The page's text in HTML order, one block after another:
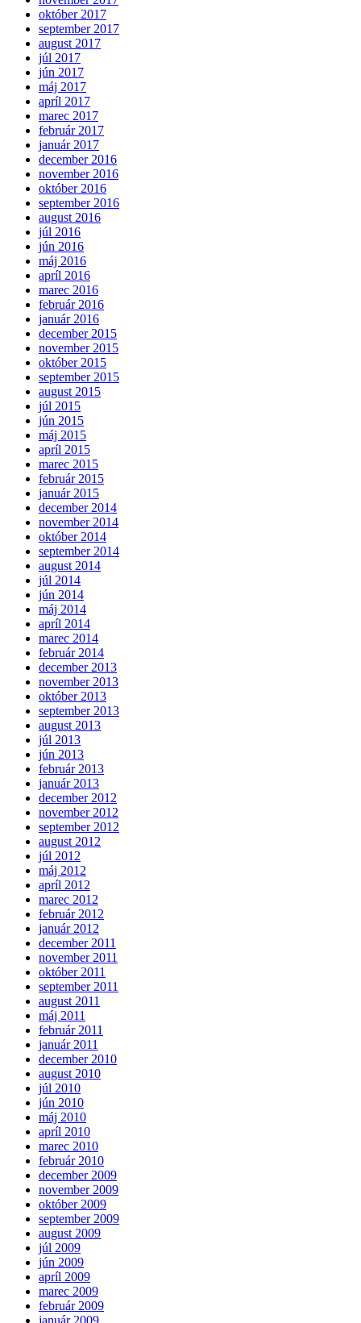
október 2017
september 2017
august 2017
júl 2017
jún 2017
máj 2017
apríl 2017
marec 2017
február 2017
január 2017
december 2016
november 2016
október 2016
september 2016
august 2016
júl 2016
jún 2016
máj 2016
apríl 2016
marec 2016
február 2016
január 2016
december 2015
november 2015
október 2015
september 2015
august 2015
júl 2015
jún 2015
máj 2015
apríl 2015
marec 2015
február 2015
január 2015
december 2014
november 2014
október 2014
september 2014
august 2014
júl 2014
jún 2014
máj 2014
apríl 2014
marec 2014
február 2014
december 2013
november 2013
október 2013
september 2013
august 2013
júl 2013
jún 2013
február 2013
január 2013
december 2012
november 2012
september 2012
august 2012
júl 2012
máj 2012
apríl 2012
marec 2012
február 2012
január 2012
december 2011
november 2011
október 2011
september 2011
august 2011
máj 2011
február 2011
január 2011
december 2010
august 2010
júl 2010
jún 2010
máj 2010
apríl 2010
marec 2010
február 2010
december 2009
november 2009
október 2009
september 2009
august 2009
júl 2009
jún 2009
apríl 2009
marec 2009
február 2009
január 2009